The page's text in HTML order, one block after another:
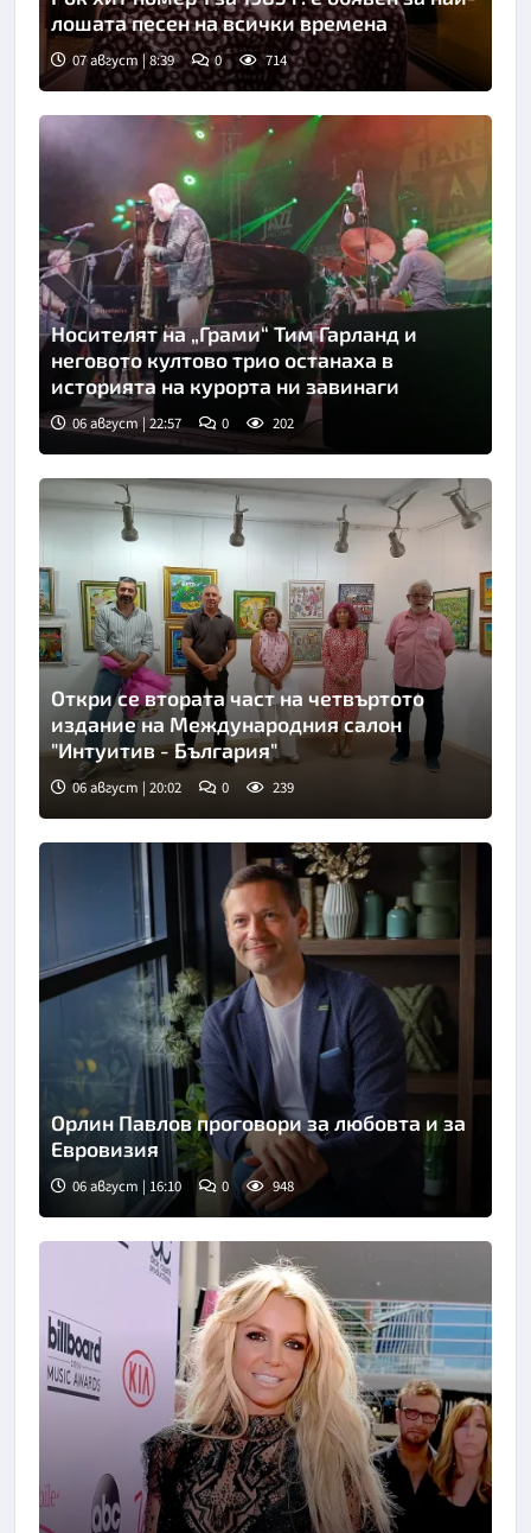
лошата песен на всички времена
07 август | 8:39 0 714
Носителят на „Грами“ Тим Гарланд и
неговото култово трио останаха в
историята на курорта ни завинаги
06 август | 22:57 0 202
Откри се втората част на четвъртото
издание на Международния салон
"Интуитив - България"
06 август | 20:02 0 239
Снимка: БТА
Орлин Павлов проговори за любовта и за
Евровизия
06 август | 16:10 0 948